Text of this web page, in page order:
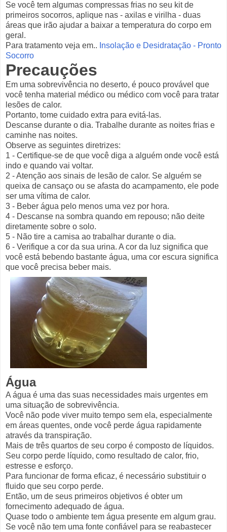
Se você tem algumas compressas frias no seu kit de
primeiros socorros, aplique nas - axilas e virilha - duas
áreas que irão ajudar a baixar a temperatura do corpo em
geral.
Para tratamento veja em.. Insolação e Desidratação - Pronto
Socorro
Precauções
Em uma sobrevivência no deserto, é pouco provável que
você tenha material médico ou médico com você para tratar
lesões de calor.
Portanto, tome cuidado extra para evitá-las.
Descanse durante o dia. Trabalhe durante as noites frias e
caminhe nas noites.
Observe as seguintes diretrizes:
1 - Certifique-se de que você diga a alguém onde você está
indo e quando vai voltar.
2 - Atenção aos sinais de lesão de calor. Se alguém se
queixa de cansaço ou se afasta do acampamento, ele pode
ser uma vítima de calor.
3 - Beber água pelo menos uma vez por hora.
4 - Descanse na sombra quando em repouso; não deite
diretamente sobre o solo.
5 - Não tire a camisa ao trabalhar durante o dia.
6 - Verifique a cor da sua urina. A cor da luz significa que
você está bebendo bastante água, uma cor escura significa
que você precisa beber mais.
Água
A água é uma das suas necessidades mais urgentes em
uma situação de sobrevivência.
Você não pode viver muito tempo sem ela, especialmente
em áreas quentes, onde você perde água rapidamente
através da transpiração.
Mais de três quartos de seu corpo é composto de líquidos.
Seu corpo perde líquido, como resultado de calor, frio,
estresse e esforço.
Para funcionar de forma eficaz, é necessário substituir o
fluido que seu corpo perde.
Então, um de seus primeiros objetivos é obter um
fornecimento adequado de água.
Quase todo o ambiente tem água presente em algum grau.
Se você não tem uma fonte confiável para se reabastecer